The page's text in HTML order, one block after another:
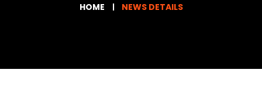
HOME NEWS DETAILS